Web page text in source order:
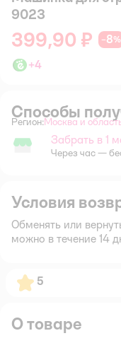
9023
399,90 ₽ −8%
+4
Способы
Регион: Выбор
Москва и
Забрать в магазине
Забрать в 1
Через час —
Условия
Обменять или
можно в течение 14
Рейтинг:
5
О товаре